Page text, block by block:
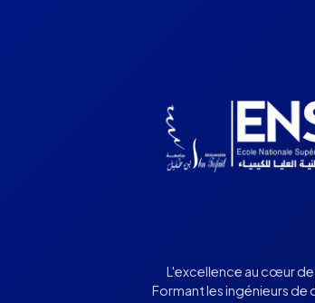
L'excellence au cœur de
Formant les ingénieurs de